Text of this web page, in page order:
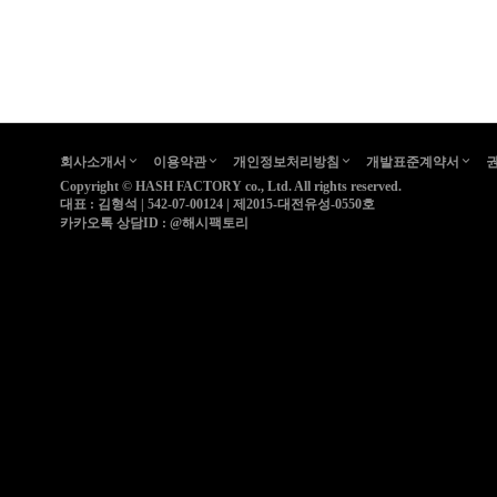
회사소개서 이용약관 개인정보처리방침 개발표준계약서
Copyright © HASH FACTORY co., Ltd.All rights reserved.
대표 : 김형석 | 542-07-00124 | 제2015-대전유성-0550호
카카오톡 상담ID : @해시팩토리